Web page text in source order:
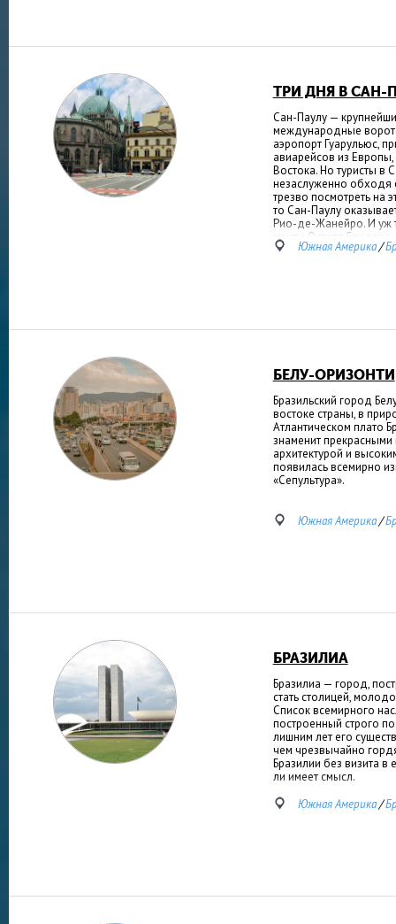
ТРИ ДНЯ В САН-
Сан-Паулу —
международные
аэропорт Гуарульюс,
авиарейсов из
Востока. Но туристы в
незаслуженно обходя
трезво посмотреть на
то Сан-Паулу
Рио-де-Жанейро. И уж
мечты Остапа Бендера.
Южная Америка/
БЕЛУ-ОРИЗОНТИ
Бразильский город
востоке страны, в
Атлантическом плато
знаменит
архитектурой и
появилась всемирно
«Сепультура».
Южная Америка/
БРАЗИЛИА
Бразилиа — город,
стать столицей,
Список всемирного
построенный строго
лишним лет его
чем чрезвычайно
Бразилии без визита в
ли имеет смысл.
Южная Америка/